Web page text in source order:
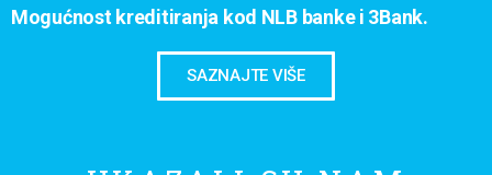
Mogućnost kreditiranja kod NLB banke i 3Bank.
SAZNAJTE VIŠE